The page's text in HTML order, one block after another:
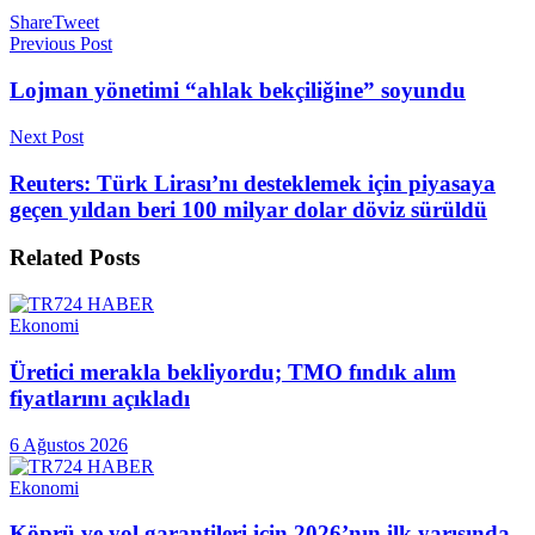
ShareTweet
Previous Post
Lojman yönetimi “ahlak bekçiliğine” soyundu
Next Post
Reuters: Türk Lirası’nı desteklemek için piyasaya
geçen yıldan beri 100 milyar dolar döviz sürüldü
Related Posts
Ekonomi
Üretici merakla bekliyordu; TMO fındık alım
fiyatlarını açıkladı
6 Ağustos 2026
Ekonomi